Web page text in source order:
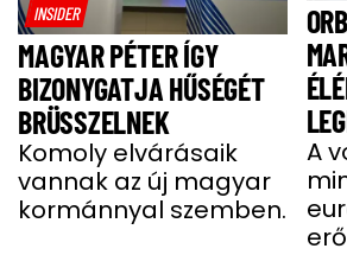
INSIDER
MAGYAR PÉTER ÍGY
BIZONYGATJA HŰSÉGÉT
BRÜSSZELNEK
Komoly elvárásaik
vannak az új magyar
kormánnyal szemben.
A